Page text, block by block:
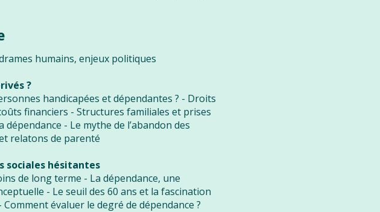
humains, enjeux politiques
?
handicapées et dépendantes ? - Droits
financiers - Structures familiales et prises
dépendance - Le mythe de l’abandon des
relatons de parenté
sociales hésitantes
de long terme - La dépendance, une
- Le seuil des 60 ans et la fascination
évaluer le degré de dépendance ?